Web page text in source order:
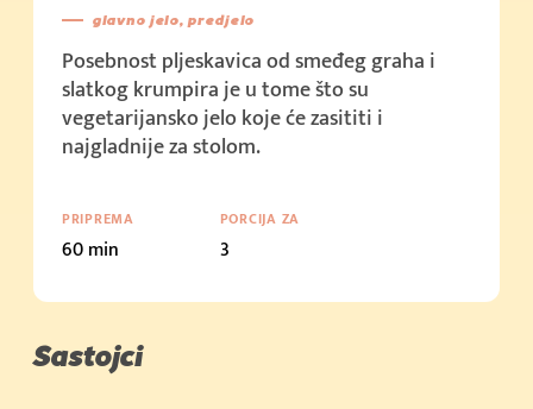
glavno jelo, predjelo
Posebnost pljeskavica od smeđeg graha i
slatkog krumpira je u tome što su
vegetarijansko jelo koje će zasititi i
najgladnije za stolom.
PRIPREMA
60 min
PORCIJA ZA
3
Sastojci